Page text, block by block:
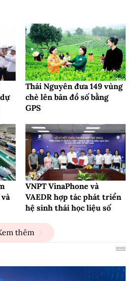
Thái Nguyên đưa 149 vùng
chè lên bản đồ số bằng
GPS
VNPT VinaPhone và
VAEDR hợp tác phát triển
hệ sinh thái học liệu số
thêm